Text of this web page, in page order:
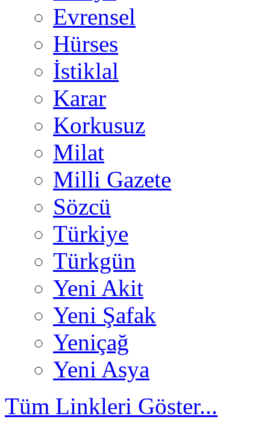
Evrensel
Hürses
İstiklal
Karar
Korkusuz
Milat
Milli Gazete
Sözcü
Türkiye
Türkgün
Yeni Akit
Yeni Şafak
Yeniçağ
Yeni Asya
Tüm Linkleri Göster...